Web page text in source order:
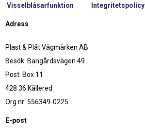
Visselblåsarfunktion
Integritetspolicy
Adress
Plast & Plåt Vägmärken AB
Besök: Bangårdsvägen 49
Post: Box 11
428 36 Kållered
Org.nr: 556349-0225
E-post